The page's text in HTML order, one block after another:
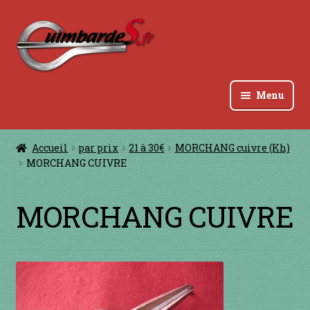
Aller
à
la
Aller
au
contenu
Menu
Accueil
à jouer avec une ficelle
à jouer devant la bouche
Accueil par prix 21 à 30€
MORCHANG cuivre (Kh)
MORCHANG CUIVRE
MORCHANG CUIVRE